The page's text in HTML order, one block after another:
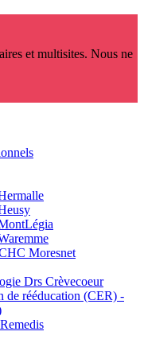
et multisites. Nous ne
Moresnet
Drs Crèvecoeur
de rééducation (CER) -